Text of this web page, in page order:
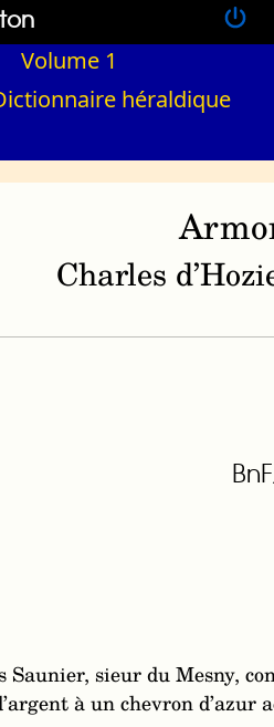
Volume 1
héraldique
Charles
Saunier, sieur du Mesny,
à un chevron d’azur